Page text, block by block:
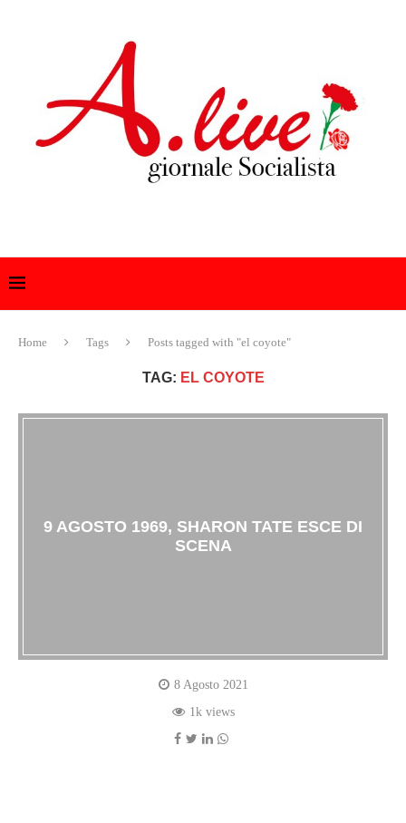
Home Tags Posts tagged with "el coyote"
TAG: EL COYOTE
9 AGOSTO 1969, SHARON TATE ESCE DI
SCENA
8 Agosto 2021
1k views